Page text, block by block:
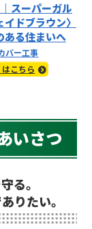
スーパーガル
ドブラウン〉
ある住まいへ
バー工事
こちら
いさつ
る。
りたい。